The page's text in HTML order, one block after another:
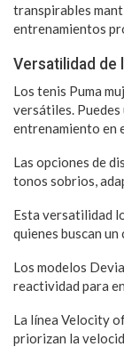
transpirables
entrenamientos
Versatilidad de
Los tenis Puma
versátiles. Puedes
entrenamiento en
Las opciones de
tonos sobrios,
Esta versatilidad
quienes buscan
Los modelos
reactividad para
La línea Velocity
priorizan la